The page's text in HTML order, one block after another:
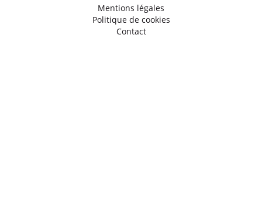
Mentions légales
Politique de cookies
Contact